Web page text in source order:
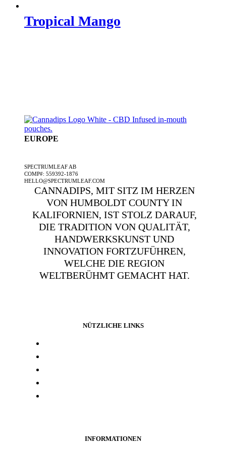
Tropical Mango
EUROPE
SPECTRUMLEAF AB
COMP#: 559392-1876
HELLO@SPECTRUMLEAF.COM
CANNADIPS, MIT SITZ IM HERZEN
VON HUMBOLDT COUNTY IN
KALIFORNIEN, IST STOLZ DARAUF,
DIE TRADITION VON QUALITÄT,
HANDWERKSKUNST UND
INNOVATION FORTZUFÜHREN,
WELCHE DIE REGION
WELTBERÜHMT GEMACHT HAT.
NÜTZLICHE LINKS
INFORMATIONEN